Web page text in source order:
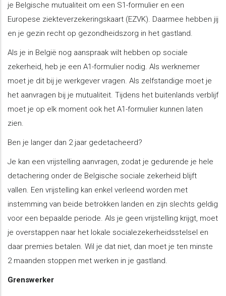
je Belgische mutualiteit om een S1-formulier en een
Europese ziekteverzekeringskaart (EZVK). Daarmee hebben jij
en je gezin recht op gezondheidszorg in het gastland.
Als je in België nog aanspraak wilt hebben op sociale
zekerheid, heb je een A1-formulier nodig. Als werknemer
moet je dit bij je werkgever vragen. Als zelfstandige moet je
het aanvragen bij je mutualiteit. Tijdens het buitenlands verblijf
moet je op elk moment ook het A1-formulier kunnen laten
zien.
Ben je langer dan 2 jaar gedetacheerd?
Je kan een vrijstelling aanvragen, zodat je gedurende je hele
detachering onder de Belgische sociale zekerheid blijft
vallen. Een vrijstelling kan enkel verleend worden met
instemming van beide betrokken landen en zijn slechts geldig
voor een bepaalde periode. Als je geen vrijstelling krijgt, moet
je overstappen naar het lokale socialezekerheidsstelsel en
daar premies betalen. Wil je dat niet, dan moet je ten minste
2 maanden stoppen met werken in je gastland.
Grenswerker